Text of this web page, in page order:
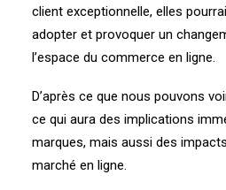
client exceptionnelle, elles
adopter et provoquer un
l’espace du commerce en ligne.
D’après ce que nous pouvons
ce qui aura des implications
marques, mais aussi des
marché en ligne.